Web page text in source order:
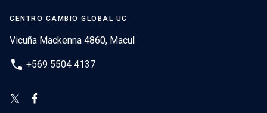
CENTRO CAMBIO GLOBAL UC
Vicuña Mackenna 4860, Macul
phone +569 5504 4137